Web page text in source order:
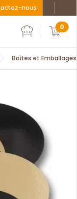
nous
Mon compte
Mon
0
Boîtes et Emballages